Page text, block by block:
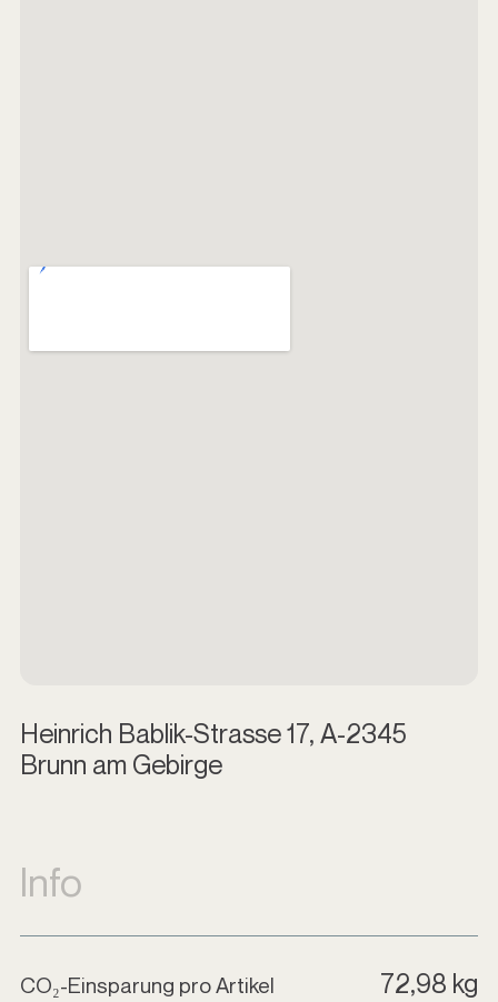
Heinrich Bablik-Strasse 17, A-2345
Brunn am Gebirge
Info
CO₂-Einsparung pro Artikel 72,98 kg